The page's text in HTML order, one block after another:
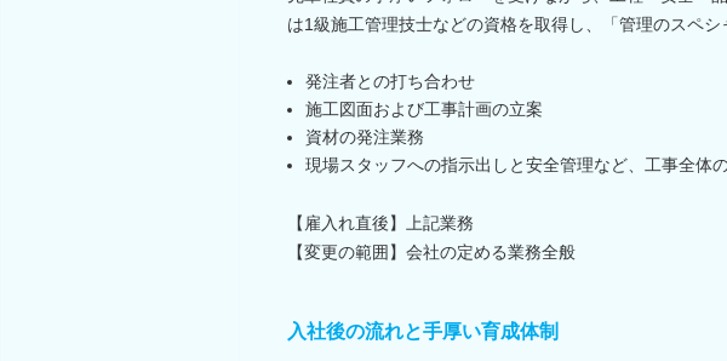
は1級施工管理技士などの資格を取得し、「管理のスペシ
発注者との打ち合わせ
施工図面および工事計画の立案
資材の発注業務
現場スタッフへの指示出しと安全管理など、工事全体
【雇入れ直後】上記業務
【変更の範囲】会社の定める業務全般
入社後の流れと手厚い育成体制